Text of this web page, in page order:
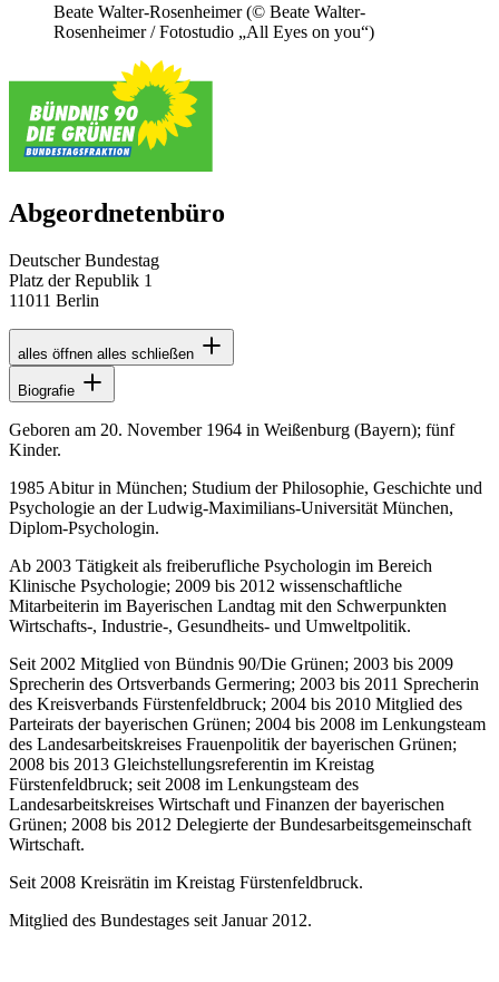
Beate Walter-Rosenheimer (© Beate Walter-
Rosenheimer / Fotostudio „All Eyes on you“)
Abgeordnetenbüro
Deutscher Bundestag
Platz der Republik 1
11011 Berlin
alles öffnen alles schließen
Biografie
Geboren am 20. November 1964 in Weißenburg (Bayern); fünf
Kinder.
1985 Abitur in München; Studium der Philosophie, Geschichte und
Psychologie an der Ludwig-Maximilians-Universität München,
Diplom-Psychologin.
Ab 2003 Tätigkeit als freiberufliche Psychologin im Bereich
Klinische Psychologie; 2009 bis 2012 wissenschaftliche
Mitarbeiterin im Bayerischen Landtag mit den Schwerpunkten
Wirtschafts-, Industrie-, Gesundheits- und Umweltpolitik.
Seit 2002 Mitglied von Bündnis 90/Die Grünen; 2003 bis 2009
Sprecherin des Ortsverbands Germering; 2003 bis 2011 Sprecherin
des Kreisverbands Fürstenfeldbruck; 2004 bis 2010 Mitglied des
Parteirats der bayerischen Grünen; 2004 bis 2008 im Lenkungsteam
des Landesarbeitskreises Frauenpolitik der bayerischen Grünen;
2008 bis 2013 Gleichstellungsreferentin im Kreistag
Fürstenfeldbruck; seit 2008 im Lenkungsteam des
Landesarbeitskreises Wirtschaft und Finanzen der bayerischen
Grünen; 2008 bis 2012 Delegierte der Bundesarbeitsgemeinschaft
Wirtschaft.
Seit 2008 Kreisrätin im Kreistag Fürstenfeldbruck.
Mitglied des Bundestages seit Januar 2012.